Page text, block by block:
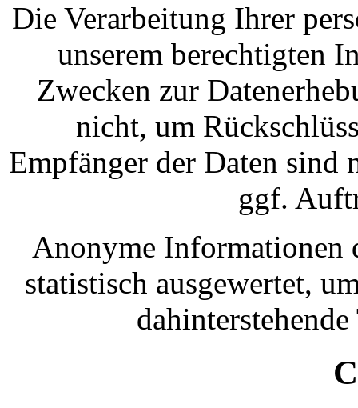
Die Verarbeitung Ihrer
unserem berechtigten
Zwecken zur
nicht, um
Empfänger der Daten
ggf.
Anonyme Informationen
statistisch ausgewertet,